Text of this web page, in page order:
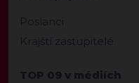
Poslanci
Krajští zastupitelé
TOP 09 v médiích